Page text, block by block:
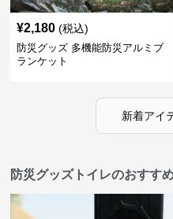
¥2,180 (税込)
防災グッズ 多機能防災アルミブ
ランケット
新着アイ
防災グッズトイレのおすす